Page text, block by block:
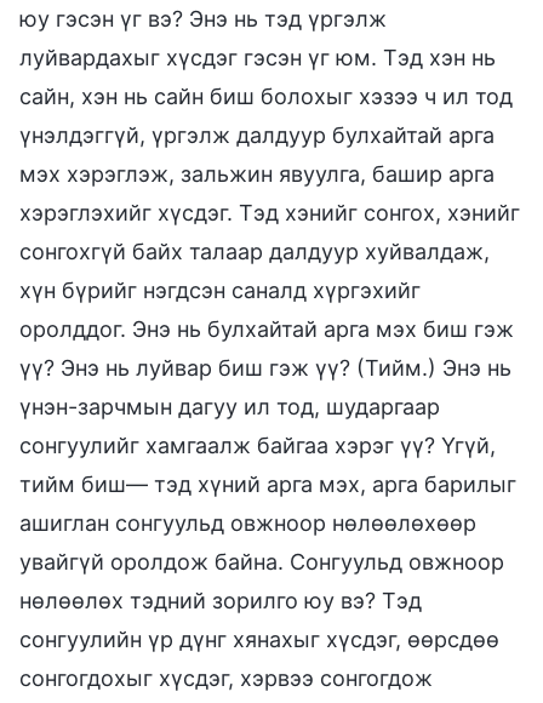
юу гэсэн үг вэ? Энэ нь тэд үргэлж
луйвардахыг хүсдэг гэсэн үг юм. Тэд хэн нь
сайн, хэн нь сайн биш болохыг хэзээ ч ил тод
үнэлдэггүй, үргэлж далдуур булхайтай арга
мэх хэрэглэж, зальжин явуулга, башир арга
хэрэглэхийг хүсдэг. Тэд хэнийг сонгох, хэнийг
сонгохгүй байх талаар далдуур хуйвалдаж,
хүн бүрийг нэгдсэн саналд хүргэхийг
оролддог. Энэ нь булхайтай арга мэх биш гэж
үү? Энэ нь луйвар биш гэж үү? (Тийм.) Энэ нь
үнэн-зарчмын дагуу ил тод, шударгаар
сонгуулийг хамгаалж байгаа хэрэг үү? Үгүй,
тийм биш— тэд хүний арга мэх, арга барилыг
ашиглан сонгуульд овжноор нөлөөлөхөөр
увайгүй оролдож байна. Сонгуульд овжноор
нөлөөлөх тэдний зорилго юу вэ? Тэд
сонгуулийн үр дүнг хянахыг хүсдэг, өөрсдөө
сонгогдохыг хүсдэг, хэрвээ сонгогдож